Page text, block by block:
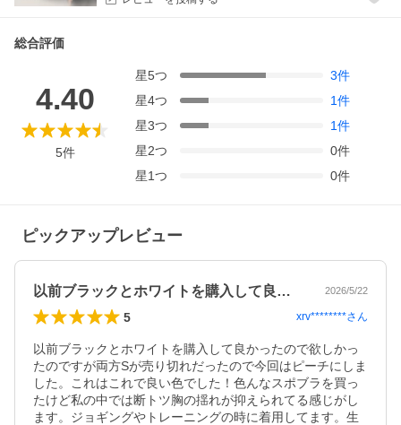
総合評価
4.40
5件
星5つ 3件
星4つ 1件
星3つ 1件
星2つ 0件
星1つ 0件
ピックアップレビュー
以前ブラックとホワイトを購入して良かっ… 2026/5/22
5 xrv********さん
以前ブラックとホワイトを購入して良かったので欲しかっ
たのですが両方Sが売り切れだったので今回はピーチにしま
した。これはこれで良い色でした！色んなスポブラを買っ
たけど私の中では断トツ胸の揺れが抑えられてる感じがし
ます。ジョギングやトレーニングの時に着用してます。生